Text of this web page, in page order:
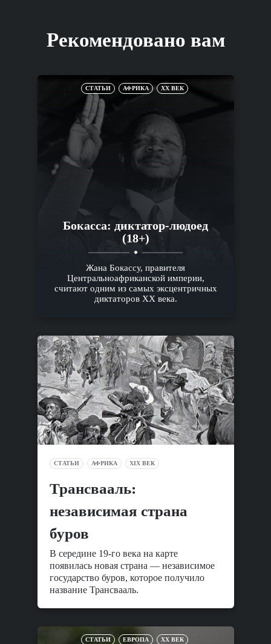
Рекомендовано вам
СТАТЬИ АФРИКА XX ВЕК
Бокасса: диктатор-людоед
(18+)
Жана Бокассу, правителя
Центральноафриканской империи,
считают одним из самых эксцентричных
диктаторов XX века.
СТАТЬИ АФРИКА XIX ВЕК
Трансвааль:
независимая страна
буров
В середине 19-го века на карте
появилась новая страна — независимое
государство буров, которое получило
название Трансвааль.
СТАТЬИ ЕВРОПА XX ВЕК